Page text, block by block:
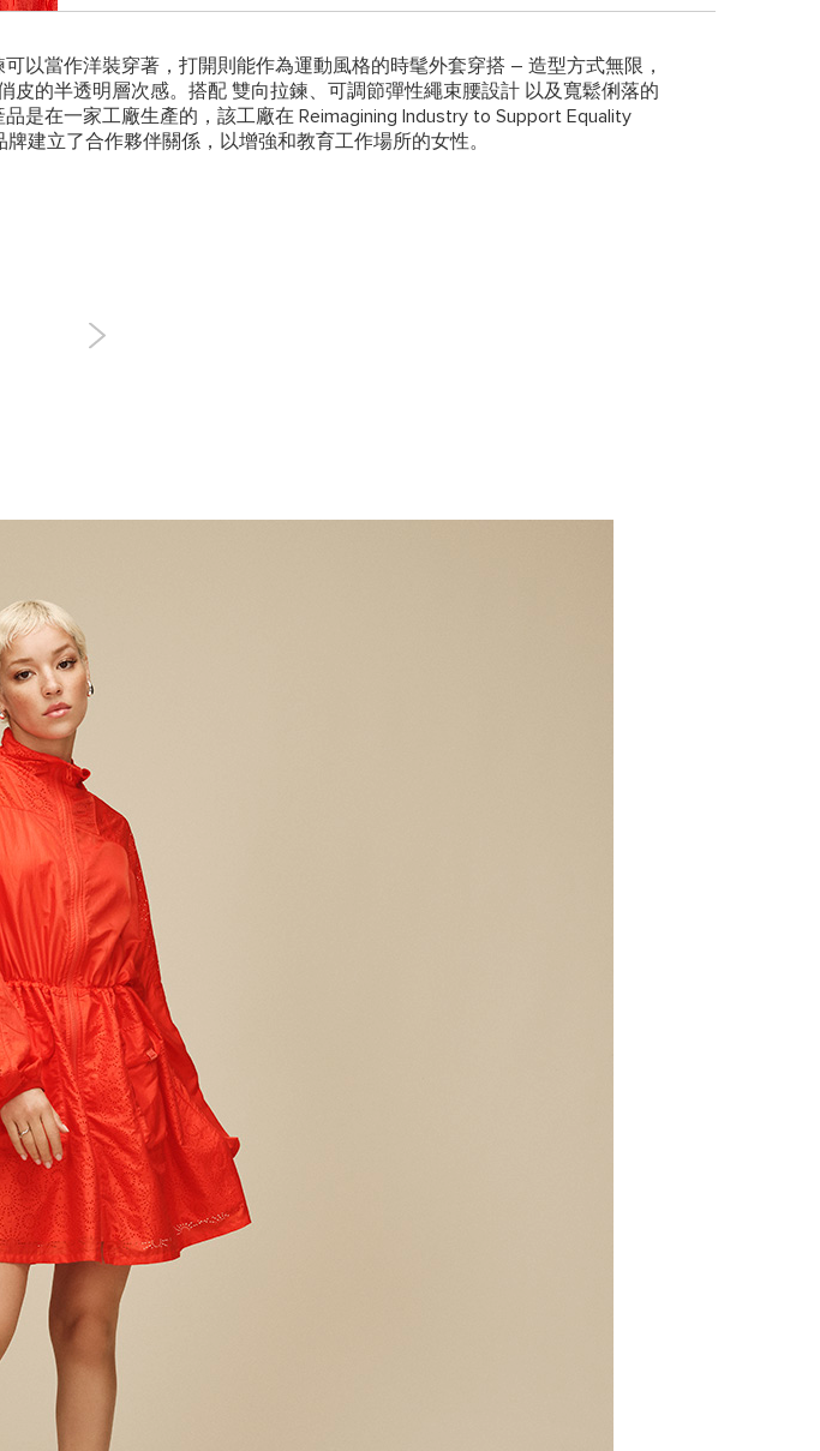
以當作洋裝穿著，打開則能作為運動風格的時髦外套穿搭 – 造型方式無限，
的半透明層次感。搭配 雙向拉鍊、可調節彈性繩束腰設計 以及寬鬆俐落的
在一家工廠生產的，該工廠在 Reimagining Industry to Support Equality
建立了合作夥伴關係，以增強和教育工作場所的女性。